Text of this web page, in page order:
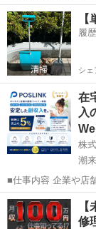
アップで高収入可能 この度、工場内業務の新規案件スタートに伴い、
オープニングスタッフを募集いた
業務・軽作業を中心
茨城 つくば市
履
シェ
在
入
株
潮
■仕事内容 企業や店舗のWeb集客をサポートするお仕事です。 Google
を活用した「Web上
ます。 日々の集客運用や問い合わせ対応、顧客対応はすべて運営本部
が行うため...
茨城 潮来市
修